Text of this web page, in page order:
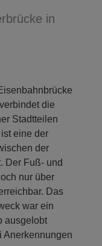
in
die
Stadtteilen
eine der
der
Der Fuß- und
nur über
Das
war ein
ausgelobt
Anerkennungen